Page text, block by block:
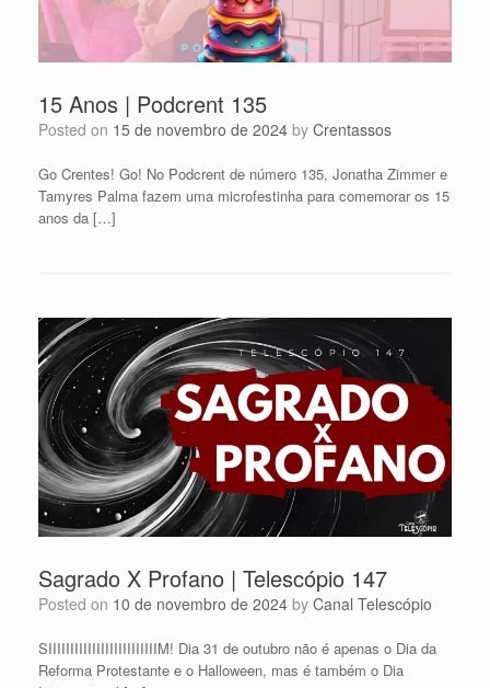
15 Anos | Podcrent 135
Posted on 15 de novembro de 2024 by Crentassos
Go Crentes! Go! No Podcrent de número 135, Jonatha Zimmer e
Tamyres Palma fazem uma microfestinha para comemorar os 15
anos da […]
Sagrado X Profano | Telescópio 147
Posted on 10 de novembro de 2024 by Canal Telescópio
SIIIIIIIIIIIIIIIIIIIIIIIIIM! Dia 31 de outubro não é apenas o Dia da
Reforma Protestante e o Halloween, mas é também o Dia